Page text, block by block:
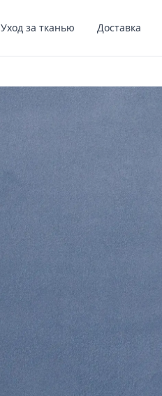
Уход за тканью Доставка